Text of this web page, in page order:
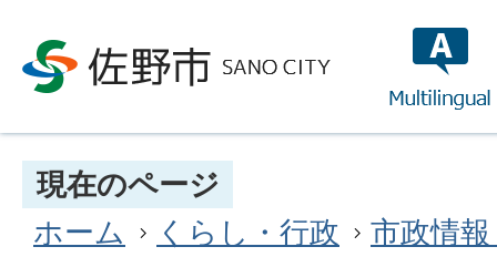
現在のページ
ホーム
くらし・行政
市政情